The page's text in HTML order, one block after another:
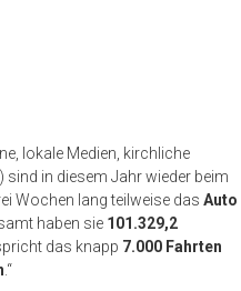
lokale Medien, kirchliche
in diesem Jahr wieder beim
Wochen lang teilweise das Auto
haben sie 101.329,2
das knapp 7.000 Fahrten
.“